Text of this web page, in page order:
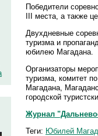
Победители
III места, а также
Двухдневные
туризма и
юбилею Магадана.
Организаторы
туризма, комитет
Магадана,
городской
Журнал
Теги: Юбилей